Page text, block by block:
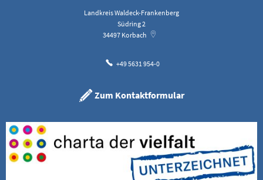
Landkreis Waldeck-Frankenberg
Südring 2
34497 Korbach
+49 5631 954-0
Zum Kontaktformular